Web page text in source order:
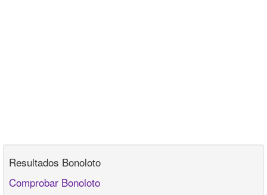
Resultados Bonoloto
Comprobar Bonoloto